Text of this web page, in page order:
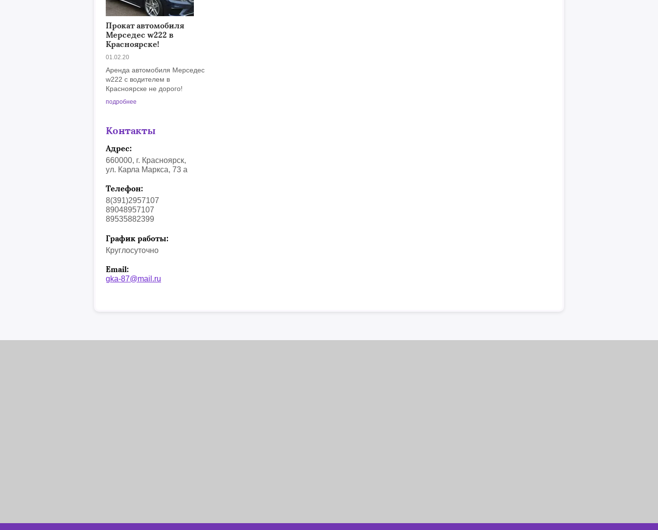
Прокат автомобиля
Мерседес w222 в
Красноярске!
01.02.20
Аренда автомобиля Мерседес
w222 с водителем в
Красноярске не дорого!
подробнее
Контакты
Адрес:
660000, г. Красноярск,
ул. Карла Маркса, 73 а
Телефон:
8(391)2957107
89048957107
89535882399
График работы:
Круглосуточно
Email:
gka-87@mail.ru